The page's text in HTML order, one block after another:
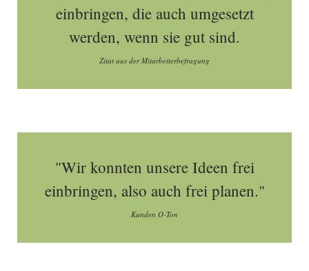
einbringen, die auch umgesetzt
werden, wenn sie gut sind.
Zitat aus der Mitarbeiterbefragung
"Wir konnten unsere Ideen frei
einbringen, also auch frei planen."
Kunden O-Ton